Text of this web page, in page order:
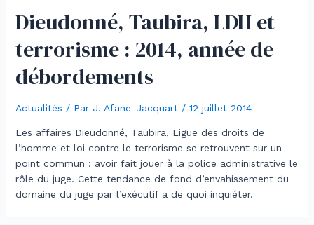
Dieudonné, Taubira, LDH et
terrorisme : 2014, année de
débordements
Actualités / Par J. Afane-Jacquart / 12 juillet 2014
Les affaires Dieudonné, Taubira, Ligue des droits de
l’homme et loi contre le terrorisme se retrouvent sur un
point commun : avoir fait jouer à la police administrative le
rôle du juge. Cette tendance de fond d’envahissement du
domaine du juge par l’exécutif a de quoi inquiéter.